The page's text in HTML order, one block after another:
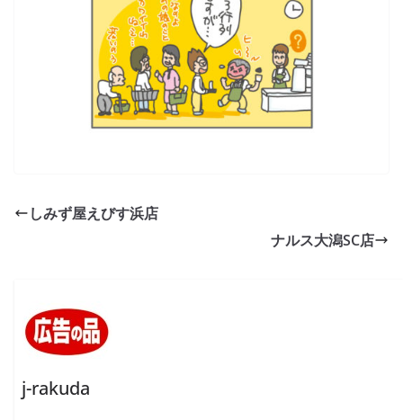
しみず屋えびす浜店
ナルス大潟SC店
j-rakuda